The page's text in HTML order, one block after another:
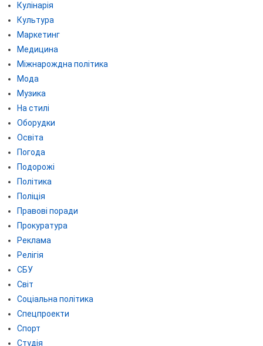
Кулінарія
Культура
Маркетинг
Медицина
Міжнарождна політика
Мода
Музика
На стилі
Оборудки
Освіта
Погода
Подорожі
Політика
Поліція
Правові поради
Прокуратура
Реклама
Релігія
СБУ
Світ
Соціальна політика
Спецпроекти
Спорт
Студія